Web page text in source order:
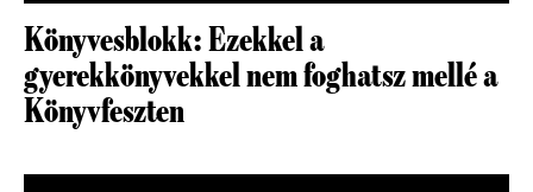
Könyvesblokk: Ezekkel a
gyerekkönyvekkel nem foghatsz mellé a
Könyvfeszten